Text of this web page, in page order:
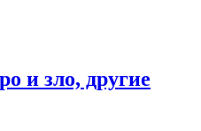
и зло, другие